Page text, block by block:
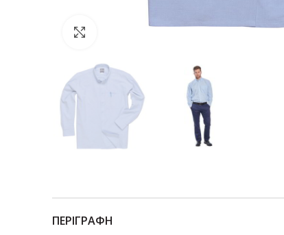
ΠΕΡΙΓΡΑΦΉ